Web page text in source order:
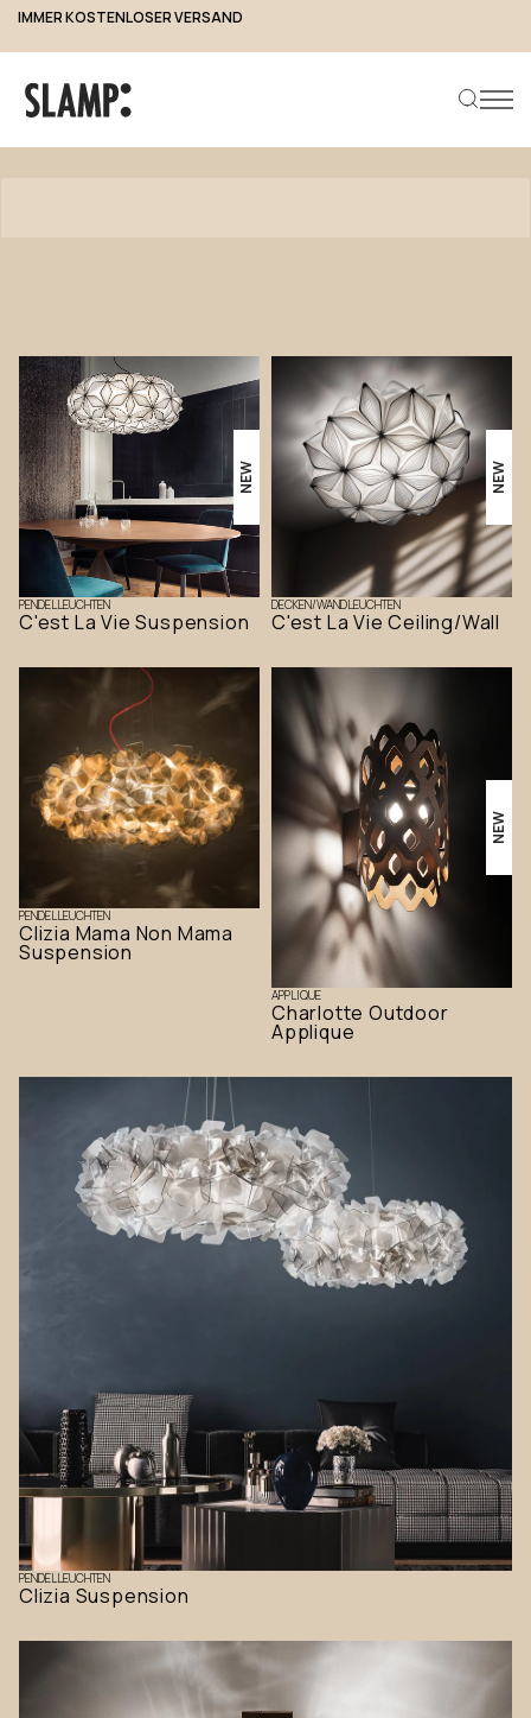
2 JAHRE GARANTIE
Produkte
NEW
PENDELLEUCHTEN
C'est La Vie Suspension
NEW
DECKEN/WANDLEUCHTEN
C'est La Vie Ceiling/Wall
PENDELLEUCHTEN
Clizia Mama Non Mama
Suspension
NEW
APPLIQUE
Charlotte Outdoor
Applique
PENDELLEUCHTEN
Clizia Suspension